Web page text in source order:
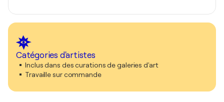
Catégories d'artistes
Inclus dans des curations de galeries d'art
Travaille sur commande